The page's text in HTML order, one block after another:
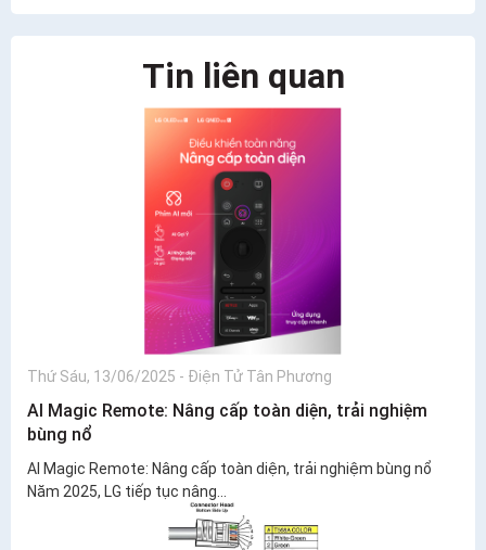
Tin liên quan
Thứ Sáu, 13/06/2025 - Điện Tử Tân Phương
AI Magic Remote: Nâng cấp toàn diện, trải nghiệm
bùng nổ
AI Magic Remote: Nâng cấp toàn diện, trải nghiệm bùng nổ
Năm 2025, LG tiếp tục nâng...